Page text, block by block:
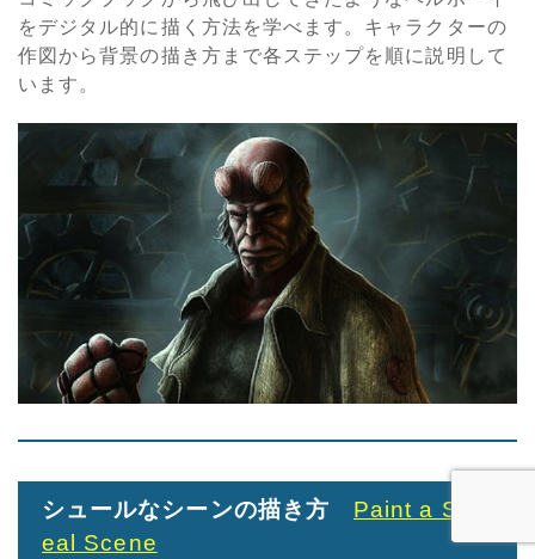
をデジタル的に描く方法を学べます。キャラクターの
作図から背景の描き方まで各ステップを順に説明して
います。
シュールなシーンの描き方
Paint a Surr
eal Scene